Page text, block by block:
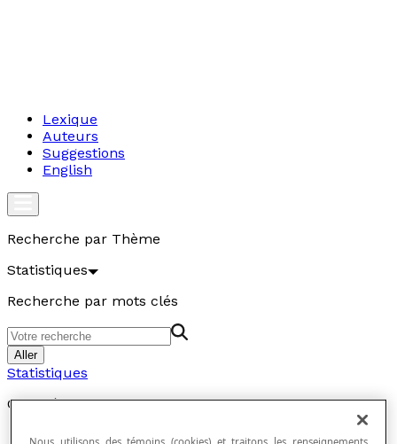
Lexique
Auteurs
Suggestions
English
Recherche par Thème
Statistiques
Recherche par mots clés
Aller
Statistiques
Caractère statistique